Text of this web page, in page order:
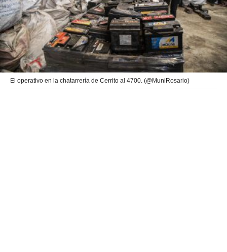
El operativo en la chatarrería de Cerrito al 4700. (@MuniRosario)